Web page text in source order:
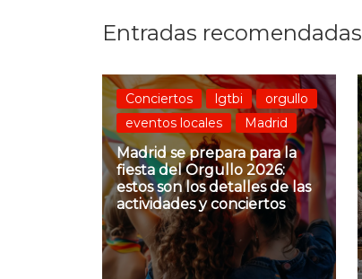
Entradas recomendadas
Conciertos lgtbi
orgullo
eventos locales
Madrid
Madrid se prepara para la
fiesta del Orgullo 2026:
estos son los detalles de las
actividades y conciertos